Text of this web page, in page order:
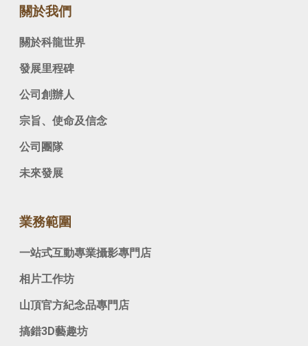
關於我們
關於科龍世界
發展里程碑
公司創辦人
宗旨、使命及信念
公司團隊
未來發展
業務範圍
一站式互動專業攝影專門店
相片工作坊
山頂官方紀念品專門店
搞錯3D藝趣坊